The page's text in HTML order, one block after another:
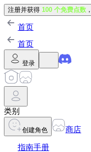
注册并获得 100 个免费点数
首页
首页
登录
类别
创建角色 商店
指南手册